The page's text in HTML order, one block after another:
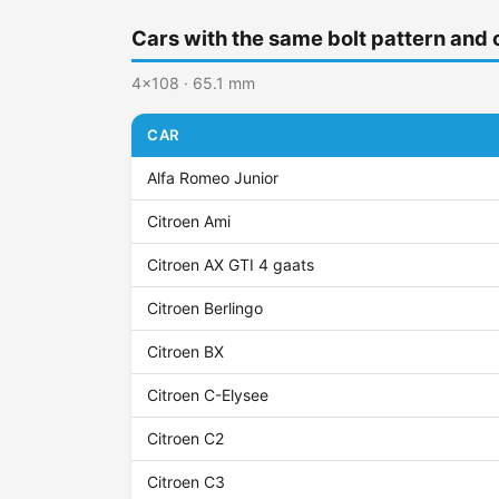
Cars with the same bolt pattern and
4x108 · 65.1 mm
CAR
Alfa Romeo Junior
Citroen Ami
Citroen AX GTI 4 gaats
Citroen Berlingo
Citroen BX
Citroen C-Elysee
Citroen C2
Citroen C3